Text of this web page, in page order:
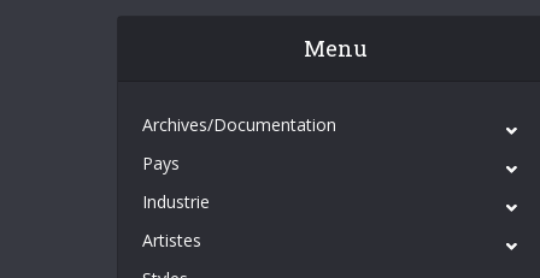
Menu
Archives/Documentation
Pays
Industrie
Artistes